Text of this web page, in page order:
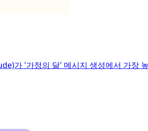
가 '가정의 달' 메시지 생성에서 가장